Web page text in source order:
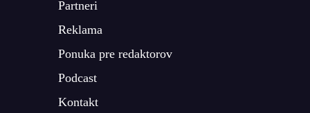
Partneri
Reklama
Ponuka pre redaktorov
Podcast
Kontakt